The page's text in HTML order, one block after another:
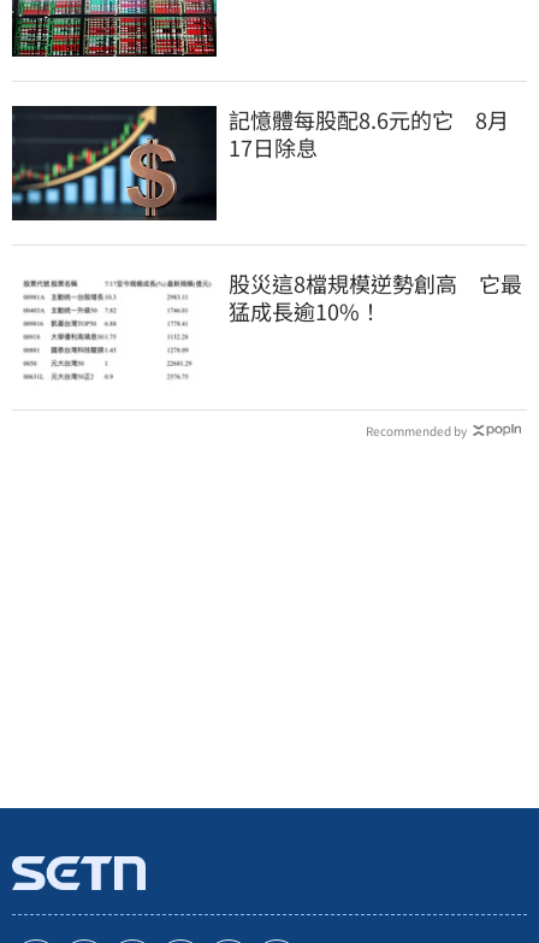
記憶體每股配8.6元的它 8月
17日除息
股災這8檔規模逆勢創高 它最
猛成長逾10%！
Recommended by